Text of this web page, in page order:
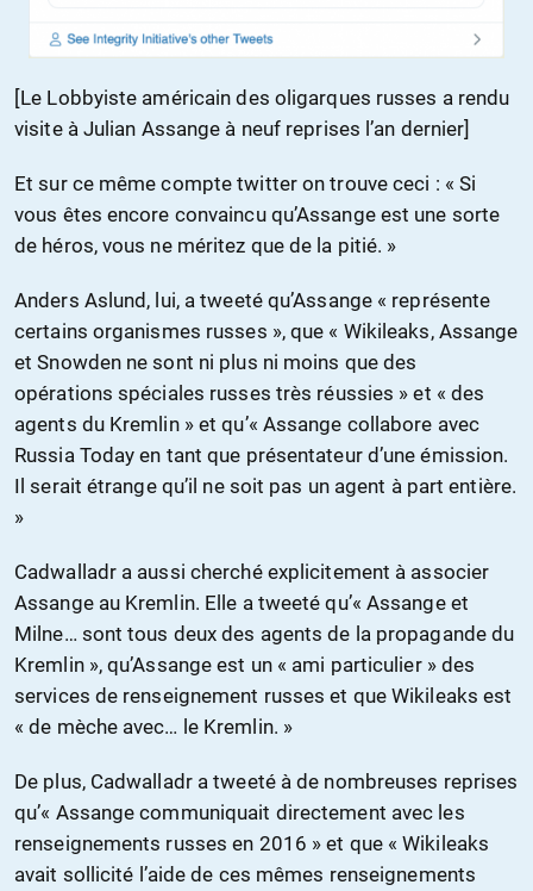
[Le Lobbyiste américain des oligarques russes a rendu
visite à Julian Assange à neuf reprises l’an dernier]
Et sur ce même compte twitter on trouve ceci : « Si
vous êtes encore convaincu qu’Assange est une sorte
de héros, vous ne méritez que de la pitié. »
Anders Aslund, lui, a tweeté qu’Assange « représente
certains organismes russes », que « Wikileaks, Assange
et Snowden ne sont ni plus ni moins que des
opérations spéciales russes très réussies » et « des
agents du Kremlin » et qu’« Assange collabore avec
Russia Today en tant que présentateur d’une émission.
Il serait étrange qu’il ne soit pas un agent à part entière.
»
Cadwalladr a aussi cherché explicitement à associer
Assange au Kremlin. Elle a tweeté qu’« Assange et
Milne… sont tous deux des agents de la propagande du
Kremlin », qu’Assange est un « ami particulier » des
services de renseignement russes et que Wikileaks est
« de mèche avec… le Kremlin. »
De plus, Cadwalladr a tweeté à de nombreuses reprises
qu’« Assange communiquait directement avec les
renseignements russes en 2016 » et que « Wikileaks
avait sollicité l’aide de ces mêmes renseignements